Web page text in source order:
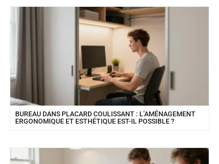
BUREAU DANS PLACARD COULISSANT : L’AMÉNAGEMENT
ERGONOMIQUE ET ESTHÉTIQUE EST-IL POSSIBLE ?